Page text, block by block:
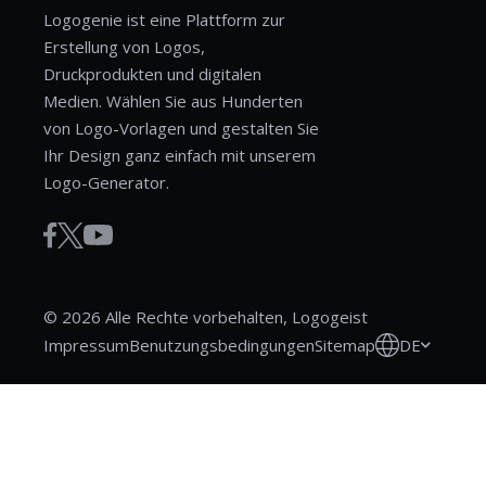
Logogenie ist eine Plattform zur
Erstellung von Logos,
Druckprodukten und digitalen
Medien. Wählen Sie aus Hunderten
von Logo-Vorlagen und gestalten Sie
Ihr Design ganz einfach mit unserem
Logo-Generator.
© 2026 Alle Rechte vorbehalten, Logogeist
ImpressumBenutzungsbedingungenSitemap DE